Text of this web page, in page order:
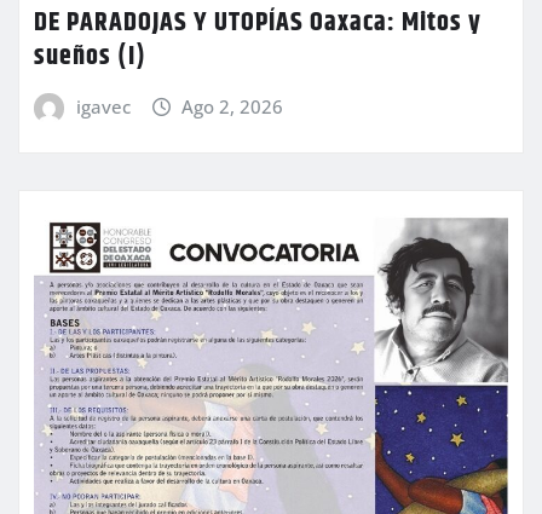
DE PARADOJAS Y UTOPÍAS Oaxaca: Mitos y
sueños (I)
igavec Ago 2, 2026